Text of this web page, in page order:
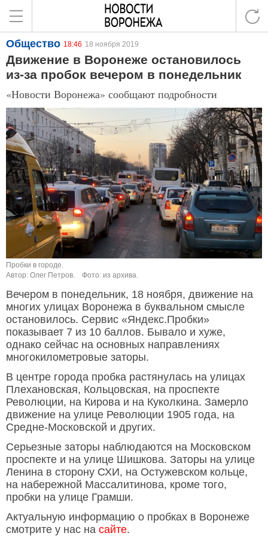
Общество 18:46 18 ноября 2019
Движение в Воронеже остановилось
из-за пробок вечером в понедельник
«Новости Воронежа» сообщают подробности
Пробки в городе.
Автор: Олег Петров.
Фото: из архива.
Вечером в понедельник, 18 ноября, движение на
многих улицах Воронежа в буквальном смысле
остановилось. Сервис «Яндекс.Пробки»
показывает 7 из 10 баллов. Бывало и хуже,
однако сейчас на основных направлениях
многокилометровые заторы.
В центре города пробка растянулась на улицах
Плехановская, Кольцовская, на проспекте
Революции, на Кирова и на Куколкина. Замерло
движение на улице Революции 1905 года, на
Средне-Московской и других.
Серьезные заторы наблюдаются на Московском
проспекте и на улице Шишкова. Заторы на улице
Ленина в сторону СХИ, на Остужевском кольце,
на набережной Массалитинова, кроме того,
пробки на улице Грамши.
Актуальную информацию о пробках в Воронеже
смотрите у нас на сайте.